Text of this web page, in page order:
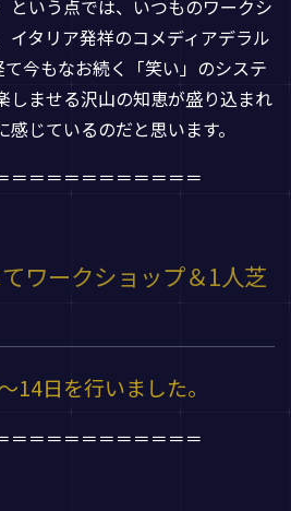
という点では、いつものワークシ
イタリア発祥のコメディアデラル
今もなお続く「笑い」のシステ
しませる沢山の知恵が盛り込まれ
じているのだと思います。
＝＝＝＝＝＝＝＝＝＝＝
てワークショップ＆1人芝
日を行いました。
＝＝＝＝＝＝＝＝＝＝＝